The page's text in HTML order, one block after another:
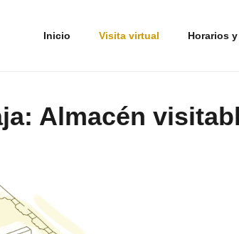
Inicio Visita virtual Horarios
Almacén
a tus preferencias y realizar labores analíticas. Al